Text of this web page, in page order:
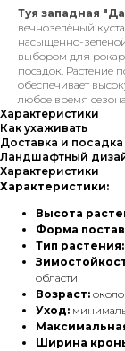
Туя западная
вечнозелёный
насыщенно-
выбором для
посадок. Растение
обеспечивает
любое время
Характеристики
Как ухаживать
Доставка и посадка
Ландшафтный
Характеристики
Характеристики:
Высота
Форма
Тип растения:
области
Возраст:
Уход:
Ширина